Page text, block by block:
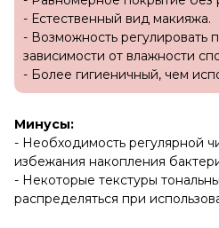
- Естественный вид макияжа.
- Возможность регулировать
зависимости от влажности
- Более гигиеничный, чем
Минусы:
- Необходимость регулярной
избежания накопления
- Некоторые текстуры
распределяться при